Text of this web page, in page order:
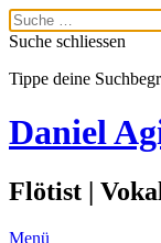
Suche schliessen
Tippe deine
Daniel
Flötist |
Menü